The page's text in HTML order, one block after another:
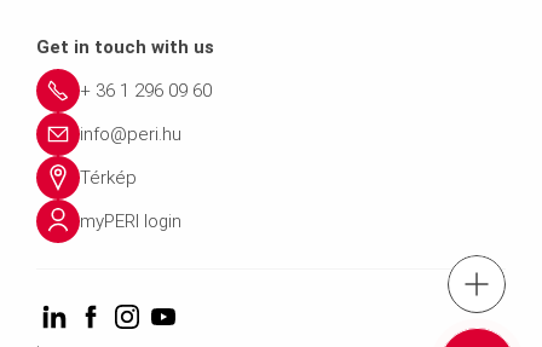
tel.: + 36 1
Get in touch with us
+ 36 1 296 09 60
info@peri.hu
Térkép
myPERI login